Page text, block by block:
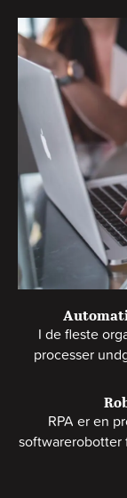
I de fleste
processer
RPA er en
softwarerobotter